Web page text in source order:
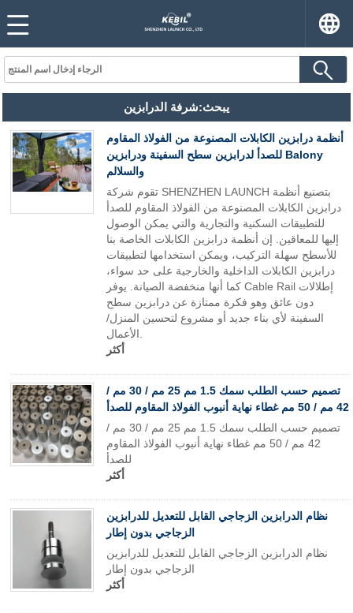
يبحث:شرفة الدرابزين
أنظمة درابزين الكابلات المصنوعة من الفولاذ المقاوم
للصدأ لدرابزين سطح السفينة ودرابزين Balony
والسلالم
تقوم شركة SHENZHEN LAUNCH بتصنيع أنظمة
درابزين الكابلات المصنوعة من الفولاذ المقاوم للصدأ
للتطبيقات السكنية والتجارية والتي يمكن الوصول
إليها للمعاقين. إن أنظمة درابزين الكابلات الخاصة بنا
للأسطح سهلة التركيب، ويمكن استخدامها لتطبيقات
درابزين الكابلات الداخلية والخارجية على حد سواء،
كما أنها منخفضة الصيانة. يوفر Cable Rail إطلالات
دون عائق وهو فكرة ممتازة عن درابزين سطح
السفينة لأي بناء جديد أو مشروع لتحسين المنزل/
أكثر
تصميم حسب الطلب سمك 1.5 مم 25 مم / 30 مم /
42 مم / 50 مم غطاء نهاية أنبوب الفولاذ المقاوم للصدأ
تصميم حسب الطلب سمك 1.5 مم 25 مم / 30 مم /
42 مم / 50 مم غطاء نهاية أنبوب الفولاذ المقاوم
للصدأ
أكثر
نظام الدرابزين الزجاجي القابل للتعديل للدرابزين
الزجاجي بدون إطار
نظام الدرابزين الزجاجي القابل للتعديل للدرابزين
الزجاجي بدون إطار
أكثر